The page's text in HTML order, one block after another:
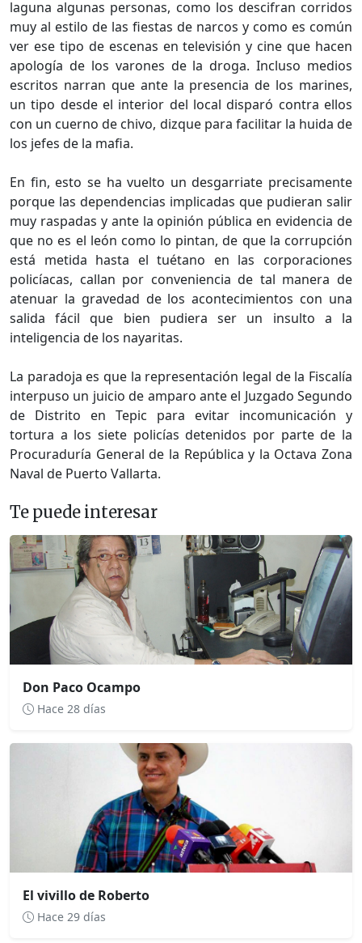
laguna algunas personas, como los descifran corridos
muy al estilo de las fiestas de narcos y como es común
ver ese tipo de escenas en televisión y cine que hacen
apología de los varones de la droga. Incluso medios
escritos narran que ante la presencia de los marines,
un tipo desde el interior del local disparó contra ellos
con un cuerno de chivo, dizque para facilitar la huida de
los jefes de la mafia.
En fin, esto se ha vuelto un desgarriate precisamente
porque las dependencias implicadas que pudieran salir
muy raspadas y ante la opinión pública en evidencia de
que no es el león como lo pintan, de que la corrupción
está metida hasta el tuétano en las corporaciones
policíacas, callan por conveniencia de tal manera de
atenuar la gravedad de los acontecimientos con una
salida fácil que bien pudiera ser un insulto a la
inteligencia de los nayaritas.
La paradoja es que la representación legal de la Fiscalía
interpuso un juicio de amparo ante el Juzgado Segundo
de Distrito en Tepic para evitar incomunicación y
tortura a los siete policías detenidos por parte de la
Procuraduría General de la República y la Octava Zona
Naval de Puerto Vallarta.
Te puede interesar
Don Paco Ocampo
Hace 28 días
El vivillo de Roberto
Hace 29 días